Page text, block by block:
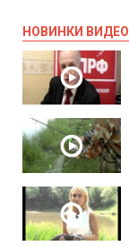
НОВИНКИ ВИДЕО